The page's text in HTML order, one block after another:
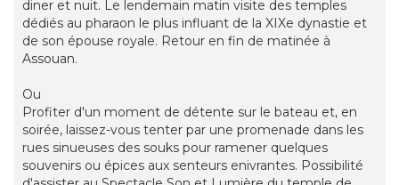
diner et nuit. Le lendemain matin visite des temples
dédiés au pharaon le plus influant de la XIXe dynastie et
de son épouse royale. Retour en fin de matinée à
Assouan.
Ou
Profiter d'un moment de détente sur le bateau et, en
soirée, laissez-vous tenter par une promenade dans les
rues sinueuses des souks pour ramener quelques
souvenirs ou épices aux senteurs enivrantes. Possibilité